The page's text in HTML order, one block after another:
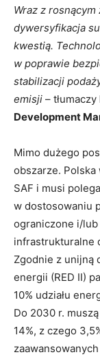
Wraz z
dywersyfikacja
kwestią.
w poprawie
stabilizacji
emisji – tłumaczy
Development
Mimo dużego
obszarze. Polska
SAF i musi
w dostosowaniu
ograniczone i/
infrastrukturalne
Zgodnie z unijną
energii (RED II)
10% udziału
Do 2030 r.
14%, z czego